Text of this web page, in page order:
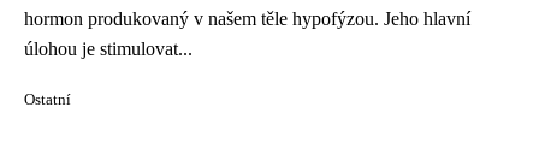
hormon produkovaný v našem těle hypofýzou. Jeho hlavní
úlohou je stimulovat...
Ostatní